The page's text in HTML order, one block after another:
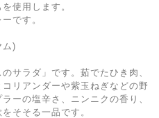
使用します。
です。
)
サラダ」です。茹でたひき肉、
リアンダーや紫玉ねぎなどの野
ーの塩辛さ、ニンニクの香り、
そそる一品です。